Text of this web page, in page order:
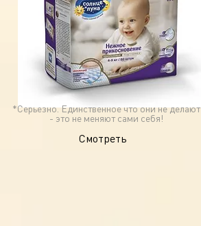
*Серьезно. Единственное что они не делают
- это не меняют сами себя!
Смотреть